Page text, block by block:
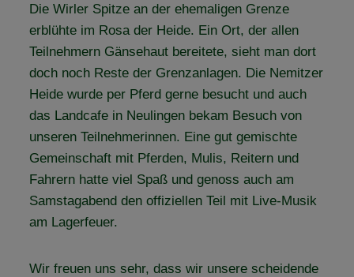
Die Wirler Spitze an der ehemaligen Grenze
erblühte im Rosa der Heide. Ein Ort, der allen
Teilnehmern Gänsehaut bereitete, sieht man dort
doch noch Reste der Grenzanlagen. Die Nemitzer
Heide wurde per Pferd gerne besucht und auch
das Landcafe in Neulingen bekam Besuch von
unseren Teilnehmerinnen. Eine gut gemischte
Gemeinschaft mit Pferden, Mulis, Reitern und
Fahrern hatte viel Spaß und genoss auch am
Samstagabend den offiziellen Teil mit Live-Musik
am Lagerfeuer.
Wir freuen uns sehr, dass wir unsere scheidende